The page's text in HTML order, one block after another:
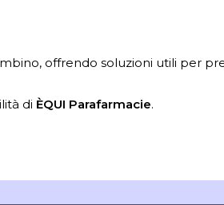
offrendo soluzioni utili per
di ÈQUI Parafarmacie.